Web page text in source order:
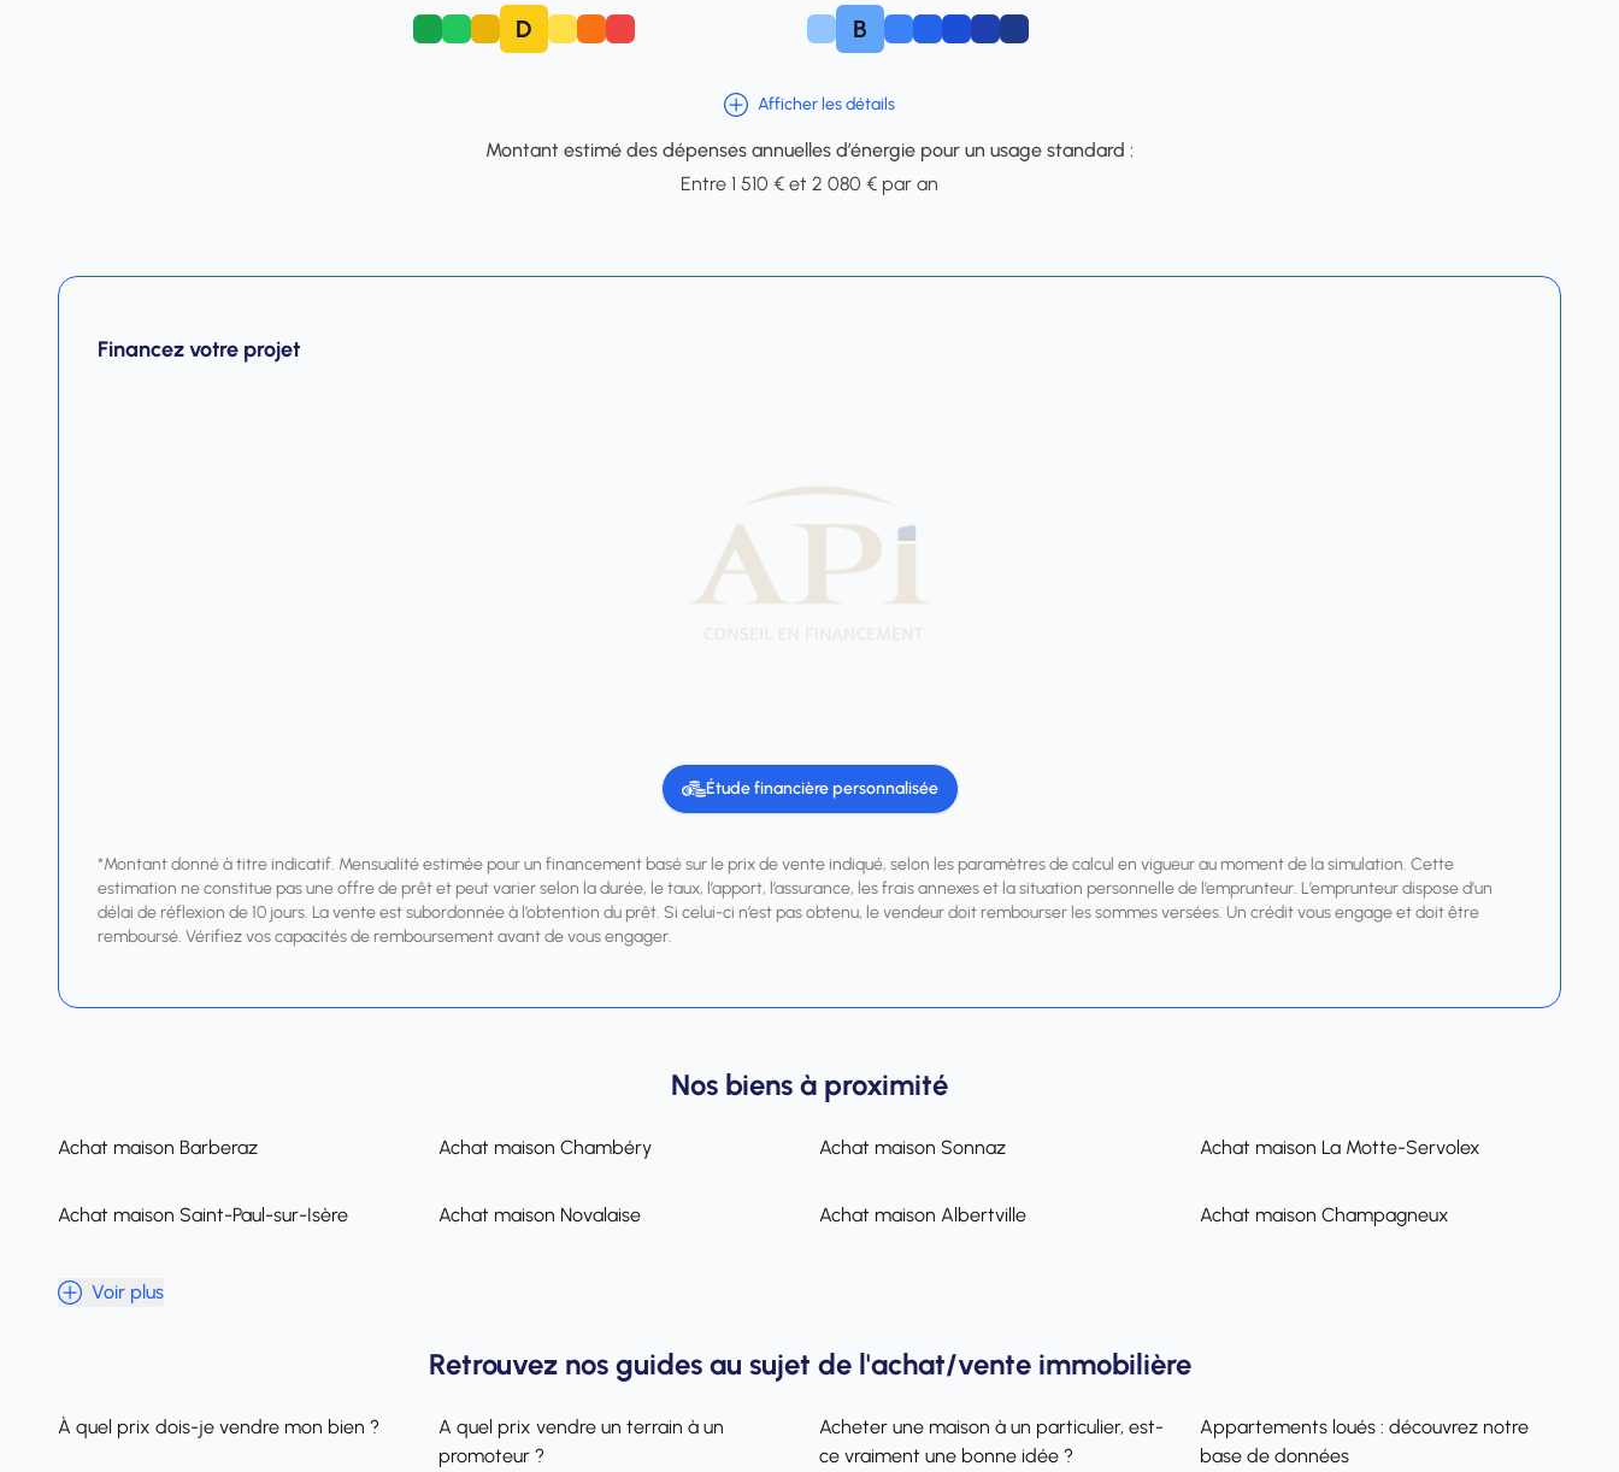
D B
Afficher les détails
Montant estimé des dépenses annuelles d’énergie pour un usage standard :
Entre 1 510 € et 2 080 € par an
Financez votre projet
Étude financière personnalisée
*Montant donné à titre indicatif. Mensualité estimée pour un financement basé sur le prix de vente indiqué, selon les paramètres de calcul en vigueur au moment de la simulation. Cette
estimation ne constitue pas une offre de prêt et peut varier selon la durée, le taux, l’apport, l’assurance, les frais annexes et la situation personnelle de l’emprunteur. L’emprunteur dispose d’un
délai de réflexion de 10 jours. La vente est subordonnée à l’obtention du prêt. Si celui-ci n’est pas obtenu, le vendeur doit rembourser les sommes versées. Un crédit vous engage et doit être
remboursé. Vérifiez vos capacités de remboursement avant de vous engager.
Nos biens à proximité
Achat maison Barberaz Achat maison Chambéry Achat maison Sonnaz Achat maison La Motte-Servolex
Achat maison Saint-Paul-sur-Isère Achat maison Novalaise Achat maison Albertville Achat maison Champagneux
Voir plus
Retrouvez nos guides au sujet de l'achat/vente immobilière
À quel prix dois-je vendre mon bien ?
A quel prix vendre un terrain à un
promoteur ?
Acheter une maison à un particulier, est-
ce vraiment une bonne idée ?
Appartements loués : découvrez notre
base de données